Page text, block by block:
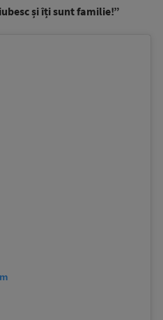
și îți sunt familie!”